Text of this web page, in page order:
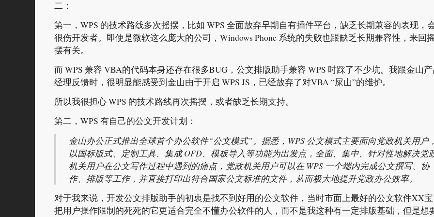
二：
第一，WPS 的技术路线多次摇摆，比如 WPS 全面放弃早期自有插件平台，缺乏长期兼容的表现，
很伤开发者。即使是微软这么庞大的公司，Windows Phone 系统的失败也跟缺乏长期兼容性，来回
摆有关。
而 WPS 兼容 VBA的代码本身还存在很多BUG，公文排版助手兼容 WPS 时踩了不少坑。我跟金山
经理反馈时，很明显能感受到金山由于开启 WPS JS，已经放弃了对VBA “屎山”的维护。
所以我很担心 WPS 的技术路线再次摇摆，或者缺乏长期支持。
第二，WPS 有自己的公文开发计划：
金山办公正式推出全球首个办公软件“公文模式”。据悉，WPS 公文模式主要面向党政机关用户，
以国标版式、定制工具、集成 OFD、模板导入等功能为出发点，全面、集中、针对性地解决党
机关用户在公文写作过程中遇到的痛点，党政机关用户可以在 WPS 一个端内完成公文撰写、协
作、排版等工作，并直接打印出符合国家公文标准的文件，从而极大地提升党政办公效率。
对于我来说，开发公文排版助手的初衷是找不到好用的公文软件，当时市面上最好的公文软件XX宝
把用户操作限制的死死的它更适合完全不懂办公软件的人，而不是我这种有一定排版基础，但是想